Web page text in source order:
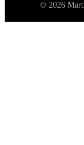
© 2026